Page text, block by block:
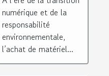
stimule
l'efficacité
industrielle ?
numérique et de la
responsabilité
environnementale,
l’achat de matériel...